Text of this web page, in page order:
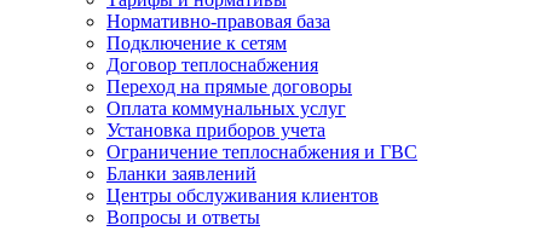
Нормативно-правовая база
Подключение к сетям
Договор теплоснабжения
Переход на прямые договоры
Оплата коммунальных услуг
Установка приборов учета
Ограничение теплоснабжения и ГВС
Бланки заявлений
Центры обслуживания клиентов
Вопросы и ответы